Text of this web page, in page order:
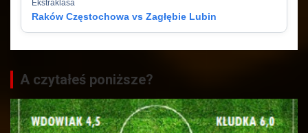
Ekstraklasa
Raków Częstochowa vs Zagłębie Lubin
A czytałeś poniższe?